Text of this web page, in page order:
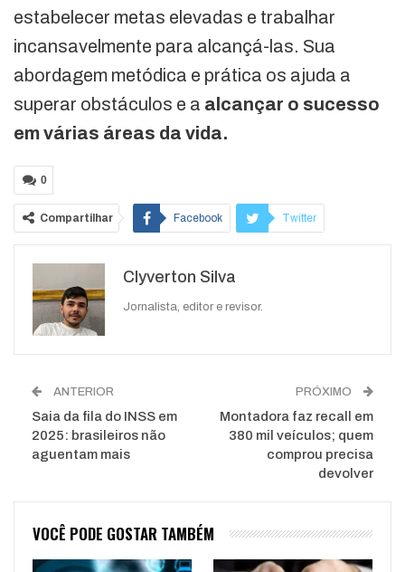
estabelecer metas elevadas e trabalhar
incansavelmente para alcançá-las. Sua
abordagem metódica e prática os ajuda a
superar obstáculos e a alcançar o sucesso
em várias áreas da vida.
0
Compartilhar Facebook Twitter
WhatsApp
Clyverton Silva
Jornalista, editor e revisor.
ANTERIOR
Saia da fila do INSS em
2025: brasileiros não
aguentam mais
PRÓXIMO
Montadora faz recall em
380 mil veículos; quem
comprou precisa
devolver
VOCÊ PODE GOSTAR TAMBÉM